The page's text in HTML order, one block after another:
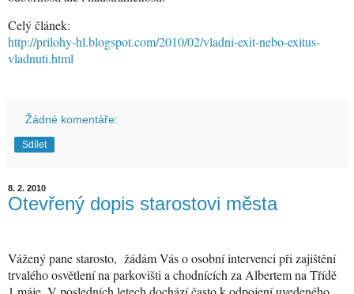
Celý článek:
http://prilohy-hl.blogspot.com/2010/02/vladni-exit-nebo-exitus-
vladnuti.html
Žádné komentáře:
Sdílet
8. 2. 2010
Otevřený dopis starostovi města
Vážený pane starosto, žádám Vás o osobní intervenci při zajištění
trvalého osvětlení na parkovišti a chodnících za Albertem na Třídě